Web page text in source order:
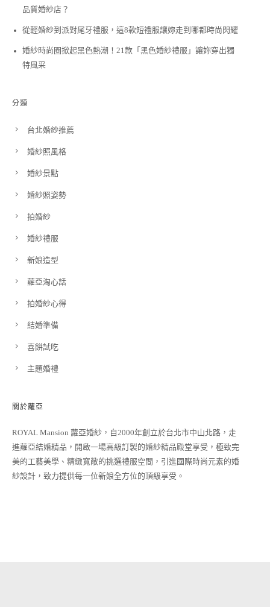
品質婚紗店？
從輕婚紗到派對尾牙禮服，這8款短禮服讓妳走到哪都時尚閃耀
婚紗時尚圈掀起黑色熱潮！21款「黑色婚紗禮服」讓妳穿出獨
特風采
分類
台北婚紗推薦
婚紗照風格
婚紗景點
婚紗照姿勢
拍婚紗
婚紗禮服
新娘造型
蘿亞淘心話
拍婚紗心得
結婚準備
喜餅試吃
主題婚禮
關於蘿亞
ROYAL Mansion 蘿亞婚紗，自2000年創立於台北市中山北路，走
進蘿亞結婚精品，開啟一場高級訂製的婚紗精品殿堂享受，極致完
美的工藝美學、精緻寬敞的挑選禮服空間，引進國際時尚元素的婚
紗設計，致力提供每一位新娘全方位的頂級享受。